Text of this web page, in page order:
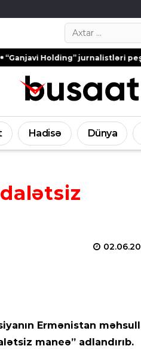
Search…
jurnalistləri peşə bayramı
Hadisə Dünya
Ermənistan
maneə” adlandırıb.